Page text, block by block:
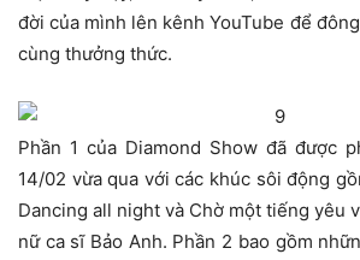
đời của mình lên kênh YouTube để
cùng thưởng thức.
Phần 1 của Diamond Show đã được
14/02 vừa qua với các khúc sôi động
Dancing all night và Chờ một tiếng yêu
nữ ca sĩ Bảo Anh. Phần 2 bao gồm